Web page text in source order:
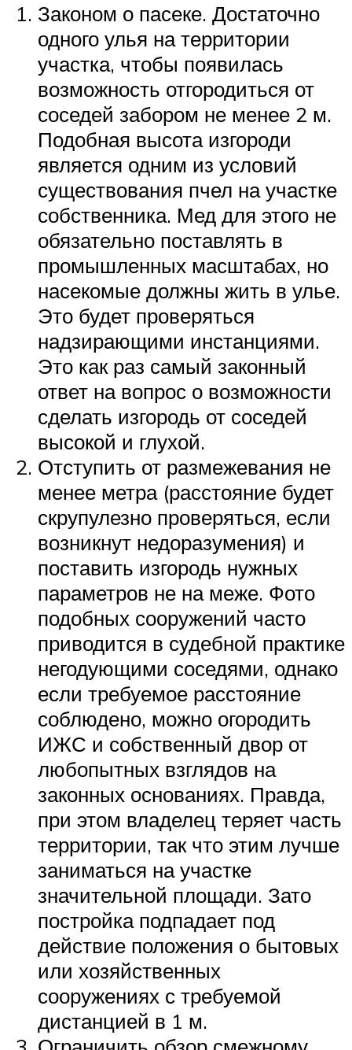
Законом о пасеке. Достаточно
одного улья на территории
участка, чтобы появилась
возможность отгородиться от
соседей забором не менее 2 м.
Подобная высота изгороди
является одним из условий
существования пчел на участке
собственника. Мед для этого не
обязательно поставлять в
промышленных масштабах, но
насекомые должны жить в улье.
Это будет проверяться
надзирающими инстанциями.
Это как раз самый законный
ответ на вопрос о возможности
сделать изгородь от соседей
высокой и глухой.
Отступить от размежевания не
менее метра (расстояние будет
скрупулезно проверяться, если
возникнут недоразумения) и
поставить изгородь нужных
параметров не на меже. Фото
подобных сооружений часто
приводится в судебной практике
негодующими соседями, однако
если требуемое расстояние
соблюдено, можно огородить
ИЖС и собственный двор от
любопытных взглядов на
законных основаниях. Правда,
при этом владелец теряет часть
территории, так что этим лучше
заниматься на участке
значительной площади. Зато
постройка подпадает под
действие положения о бытовых
или хозяйственных
сооружениях с требуемой
дистанцией в 1 м.